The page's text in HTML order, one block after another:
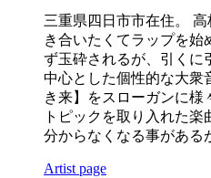
三重県四日市市在住。
き合いたくてラップを始
ず玉砕されるが、引くに
中心とした個性的な大衆
き来】をスローガンに様
トピックを取り入れた
分からなくなる事がある
Artist page